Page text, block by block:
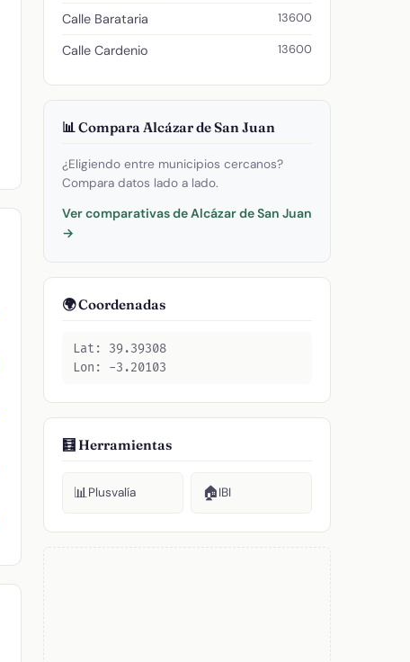
Calle Barataria 13600
Calle Cardenio 13600
📊 Compara Alcázar de San Juan
¿Eligiendo entre municipios cercanos?
Compara datos lado a lado.
Ver comparativas de Alcázar de San Juan
→
🌍 Coordenadas
Lat: 39.39308
Lon: -3.20103
🧮 Herramientas
📊Plusvalía 🏠IBI